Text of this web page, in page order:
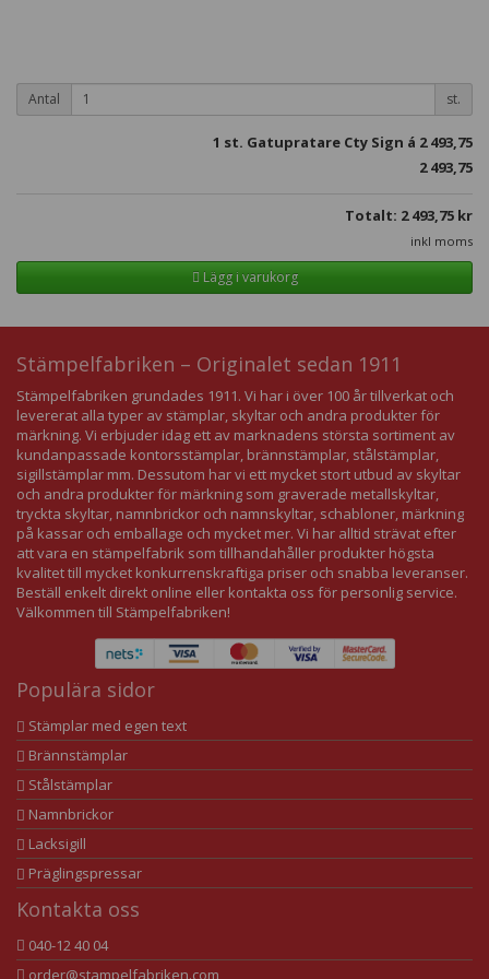
Antal st.
1 st. Gatupratare Cty Sign á 2 493,75
2 493,75
Totalt: 2 493,75 kr
inkl moms
Lägg i varukorg
Stämpelfabriken – Originalet sedan 1911
Stämpelfabriken grundades 1911. Vi har i över 100 år tillverkat och
levererat alla typer av stämplar, skyltar och andra produkter för
märkning. Vi erbjuder idag ett av marknadens största sortiment av
kundanpassade kontorsstämplar, brännstämplar, stålstämplar,
sigillstämplar mm. Dessutom har vi ett mycket stort utbud av skyltar
och andra produkter för märkning som graverade metallskyltar,
tryckta skyltar, namnbrickor och namnskyltar, schabloner, märkning
på kassar och emballage och mycket mer. Vi har alltid strävat efter
att vara en stämpelfabrik som tillhandahåller produkter högsta
kvalitet till mycket konkurrenskraftiga priser och snabba leveranser.
Beställ enkelt direkt online eller kontakta oss för personlig service.
Välkommen till Stämpelfabriken!
Populära sidor
Stämplar med egen text
Brännstämplar
Stålstämplar
Namnbrickor
Lacksigill
Präglingspressar
Kontakta oss
040-12 40 04
order@stampelfabriken.com